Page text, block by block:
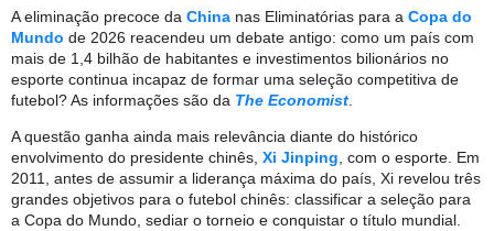
A eliminação precoce da China nas Eliminatórias para a Copa do
Mundo de 2026 reacendeu um debate antigo: como um país com
mais de 1,4 bilhão de habitantes e investimentos bilionários no
esporte continua incapaz de formar uma seleção competitiva de
futebol? As informações são da The Economist
A questão ganha ainda mais relevância diante do histórico
envolvimento do presidente chinês, Xi Jinping, com o esporte. Em
2011, antes de assumir a liderança máxima do país, Xi revelou três
grandes objetivos para o futebol chinês: classificar a seleção para
a Copa do Mundo, sediar o torneio e conquistar o título mundial.